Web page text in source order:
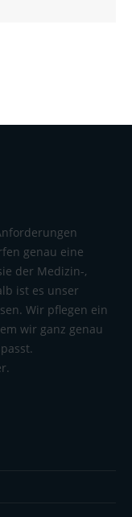
genau eine
der Medizin-,
ist es unser
Wir pflegen ein
wir ganz genau